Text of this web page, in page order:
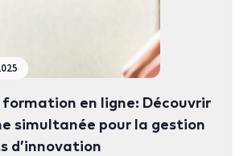
formation en ligne: Découvrir
simultanée pour la gestion
d’innovation